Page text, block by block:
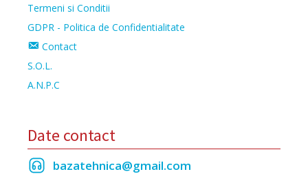
Termeni si Conditii
GDPR - Politica de Confidentialitate
Contact
S.O.L.
A.N.P.C
Date contact
bazatehnica@gmail.com